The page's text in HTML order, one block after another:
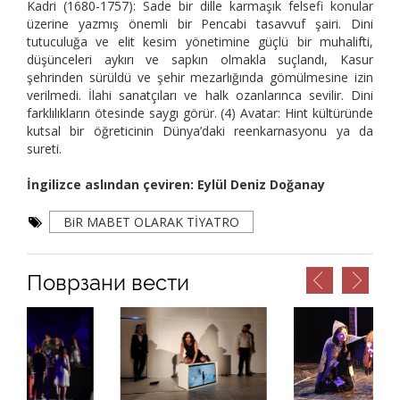
Kadri (1680-1757): Sade bir dille karmaşık felsefi konular
üzerine yazmış önemli bir Pencabi tasavvuf şairi. Dini
tutuculuğa ve elit kesim yönetimine güçlü bir muhalifti,
düşünceleri aykırı ve sapkın olmakla suçlandı, Kasur
şehrinden sürüldü ve şehir mezarlığında gömülmesine izin
verilmedi. İlahi sanatçıları ve halk ozanlarınca sevilir. Dini
farklılıkların ötesinde saygı görür. (4) Avatar: Hint kültüründe
kutsal bir öğreticinin Dünya’daki reenkarnasyonu ya da
sureti.
İngilizce aslından çeviren: Eylül Deniz Doğanay
BiR MABET OLARAK TİYATRO
Поврзани вести